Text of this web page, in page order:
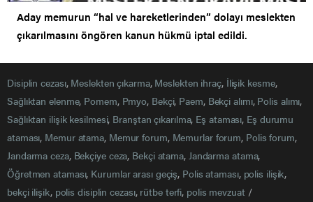
Aday memurun “hal ve hareketlerinden” dolayı meslekten
çıkarılmasını öngören kanun hükmü iptal edildi.
Disiplin cezası, Meslekten çıkarma, Meslekten ihraç, İlişik kesme,
Sağlıktan elenme, Pomem, Pmyo, Bekçi, Paem, Bekçi alımı, Polis alımı,
Sağlıktan ilişik kesilmesi, Branştan çıkarılma, Eş ataması, Eş durumu
ataması, Memur atama, Memur forum, Memurlar forum, Polis forum,
Jandarma ceza, Bekçiye ceza, Bekçi atama, Jandarma atama,
Öğretmen ataması, Kurumlar arası geçiş, Polis ataması, polis ilişik,
bekçi ilişik, polis disiplin cezası, rütbe terfi, polis mevzuat/